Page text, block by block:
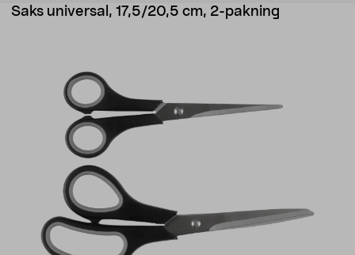
Saks universal, 17,5/20,5 cm, 2-pakning